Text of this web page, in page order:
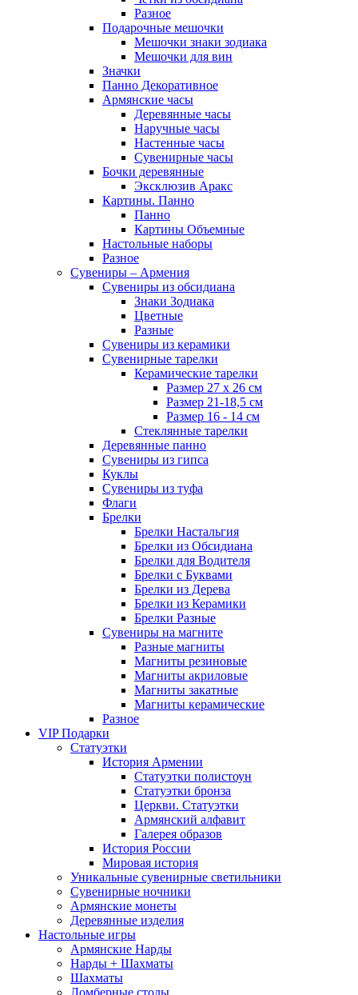
Разное
Подарочные мешочки
Мешочки знаки зодиака
Мешочки для вин
Значки
Панно Декоративное
Армянские часы
Деревянные часы
Наручные часы
Настенные часы
Сувенирные часы
Бочки деревянные
Эксклюзив Аракс
Картины. Панно
Панно
Картины Объемные
Настольные наборы
Разное
Сувениры – Армения
Сувениры из обсидиана
Знаки Зодиака
Цветные
Разные
Сувениры из керамики
Сувенирные тарелки
Керамические тарелки
Размер 27 х 26 см
Размер 21-18,5 см
Размер 16 - 14 см
Стеклянные тарелки
Деревянные панно
Сувениры из гипса
Куклы
Сувениры из туфа
Флаги
Брелки
Брелки Настальгия
Брелки из Обсидиана
Брелки для Водителя
Брелки с Буквами
Брелки из Дерева
Брелки из Керамики
Брелки Разные
Сувениры на магните
Разные магниты
Магниты резиновые
Магниты акриловые
Магниты закатные
Магниты керамические
Разное
VIP Подарки
Статуэтки
История Армении
Статуэтки полистоун
Статуэтки бронза
Церкви. Статуэтки
Армянский алфавит
Галерея образов
История России
Мировая история
Уникальные сувенирные светильники
Сувенирные ночники
Армянские монеты
Деревянные изделия
Настольные игры
Армянские Нарды
Нарды + Шахматы
Шахматы
Ломберные столы